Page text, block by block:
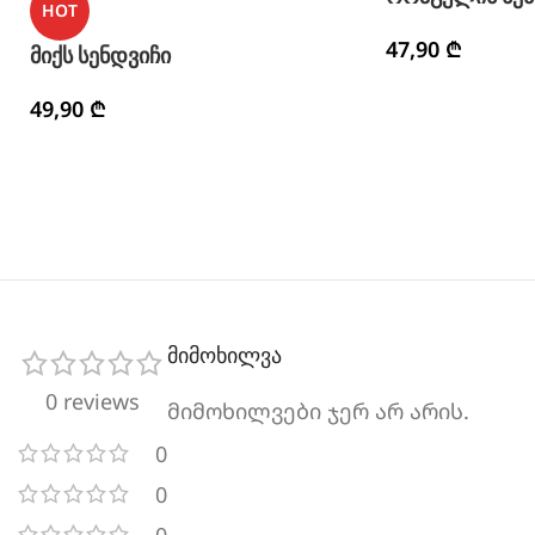
HOT
მიქს სენდვიჩი
49,90 ₾
47,90 ₾
0 reviews
0
0
მიმოხილვა
მიმოხილვები ჯერ არ არის.